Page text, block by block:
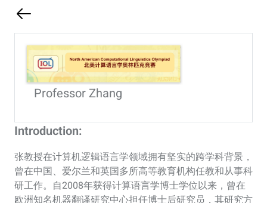
Professor Zhang
Introduction:
张教授在计算机逻辑语言学领域拥有坚实的跨学科背景，
曾在中国、爱尔兰和英国多所高等教育机构任教和从事科
研工作。自2008年获得计算语言学博士学位以来，曾在